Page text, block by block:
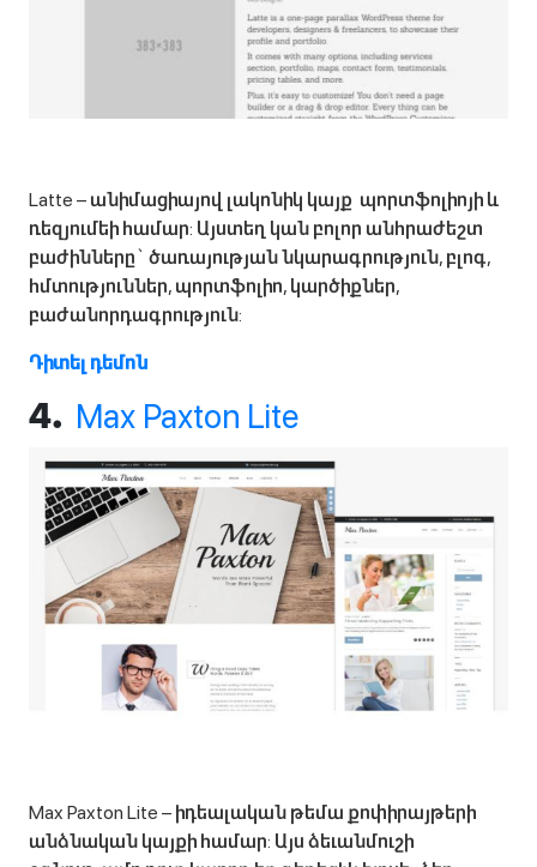
Latte – անիմացիայով լակոնիկ կայք պորտֆոլիոյի և
ռեզյումեի համար: Այստեղ կան բոլոր անհրաժեշտ
բաժինները` ծառայության նկարագրություն, բլոգ,
հմտություններ, պորտֆոլիո, կարծիքներ,
բաժանորդագրություն:
Դիտել դեմոն
4. Max Paxton Lite
Max Paxton Lite – իդեալական թեմա քոփիրայթերի
անձնական կայքի համար: Այս ձեւանմուշի